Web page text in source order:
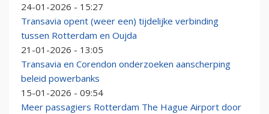
24-01-2026 - 15:27
Transavia opent (weer een) tijdelijke verbinding
tussen Rotterdam en Oujda
21-01-2026 - 13:05
Transavia en Corendon onderzoeken aanscherping
beleid powerbanks
15-01-2026 - 09:54
Meer passagiers Rotterdam The Hague Airport door